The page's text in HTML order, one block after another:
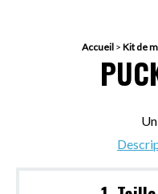
Accueil > Kit de